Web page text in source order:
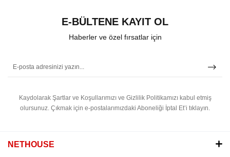
E-BÜLTENE KAYIT OL
Haberler ve özel fırsatlar için
Kaydolarak Şartlar ve Koşullarımızı ve Gizlilik Politikamızı kabul etmiş
olursunuz. Çıkmak için e-postalarımızdaki Aboneliği İptal Et’i tıklayın.
NETHOUSE